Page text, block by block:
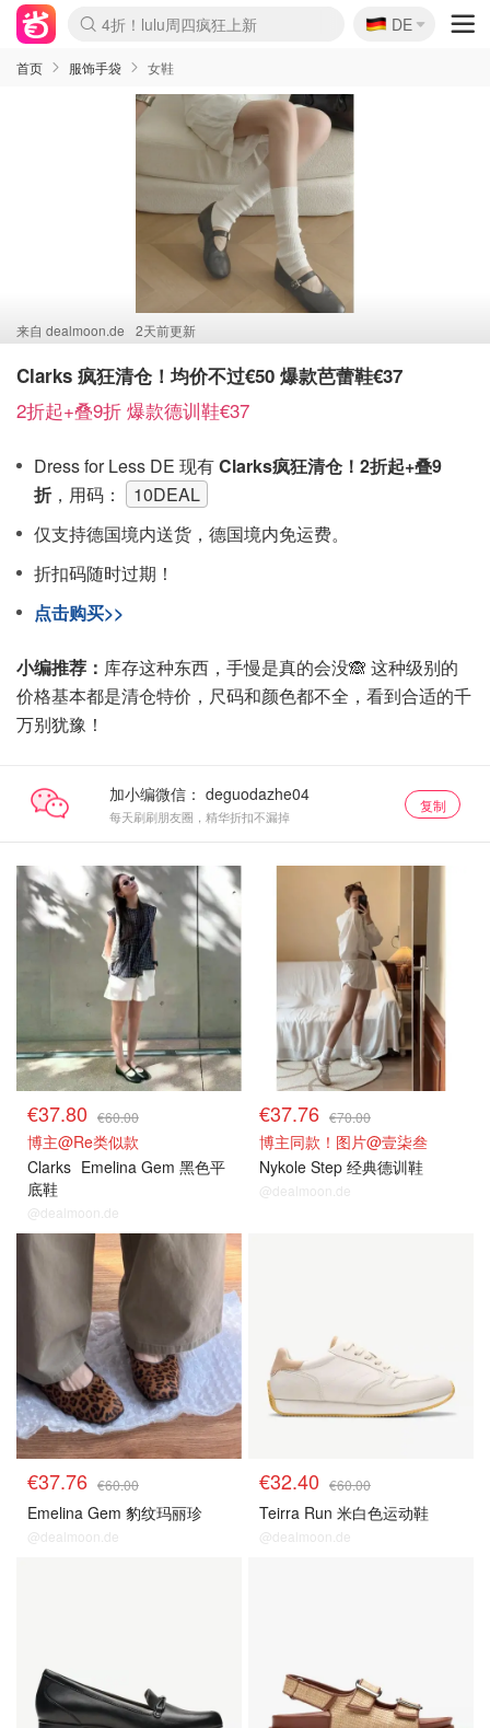
Boticinal 夏促开抢！
4折！lulu周四疯狂上新
还没结束！&OtherStories大促
Joybuy变相75折 随时失效
速领！Stanley独家85折
疑似霸哥！Camper额外叠85折
Zalando 奥莱闪促！每日更新
Moncler反季囤！5折起+叠9折
Coach Brooklyn仅€192
🇩🇪
DE
首页 服饰手袋 女鞋
来自 dealmoon.de 2天前更新
Clarks 疯狂清仓！均价不过€50 爆款芭蕾鞋€37
2折起+叠9折 爆款德训鞋€37
Dress for Less DE 现有Clarks疯狂清仓！2折起+叠9
折 ，用码：
10DEAL
仅支持德国境内送货，德国境内免运费。
折扣码随时过期！
点击购买>>
小编推荐： 库存这种东西，手慢是真的会没🙈 这种级别的
价格基本都是清仓特价，尺码和颜色都不全，看到合适的千
万别犹豫！
加小编微信：
每天刷刷朋友圈，精华折扣不漏掉
复制
€37.80 €60.00
博主@Re类似款
Clarks Emelina Gem 黑色平
底鞋
@dealmoon.de
€37.76 €70.00
博主同款！图片@壹柒叁
Nykole Step 经典德训鞋
@dealmoon.de
€37.76 €60.00
Emelina Gem 豹纹玛丽珍
@dealmoon.de
€32.40 €60.00
Teirra Run 米白色运动鞋
@dealmoon.de